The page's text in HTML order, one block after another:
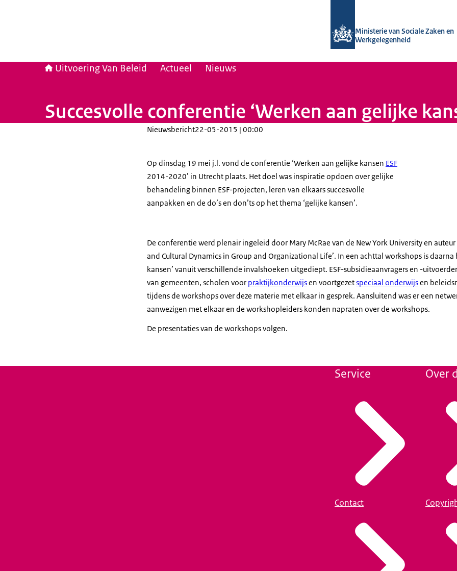
Ministerie van Sociale Zaken en
Werkgelegenheid
Uitvoering Van Beleid Actueel Nieuws
Succesvolle conferentie ‘Werken aan gelijke
Nieuwsbericht22-05-2015 | 00:00
Op dinsdag 19 mei j.l. vond de conferentie ‘Werken aan gelijke kansen ESF
2014-2020’ in Utrecht plaats. Het doel was inspiratie opdoen over gelijke
behandeling binnen ESF-projecten, leren van elkaars succesvolle
aanpakken en de do’s en don’ts op het thema ‘gelijke kansen’.
De conferentie werd plenair ingeleid door Mary McRae van de New York University en auteur
and Cultural Dynamics in Group and Organizational Life’. In een achttal workshops is daarna
kansen’ vanuit verschillende invalshoeken uitgediept. ESF-subsidieaanvragers en -
van gemeenten, scholen voor praktijkonderwijsen voortgezetspeciaal onderwijsen
tijdens de workshops over deze materie met elkaar in gesprek. Aansluitend was er een
aanwezigen met elkaar en de workshopleiders konden napraten over de workshops.
De presentaties van de workshops volgen.
Service
Contact
Over